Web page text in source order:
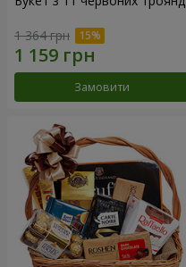
1 364 грн
Замовити